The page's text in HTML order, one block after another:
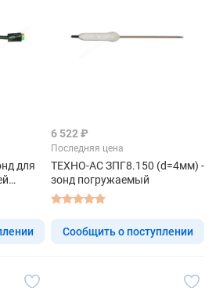
для
6 522 ₽
Последняя цена
ТЕХНО-АС ЗПГ8.150 (d=4мм) -
зонд погружаемый
Сообщить о поступлении